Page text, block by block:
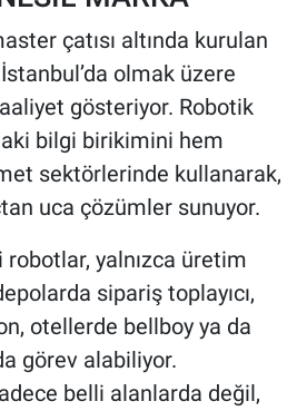
çatısı altında kurulan
olmak üzere
gösteriyor. Robotik
bilgi birikimini hem
sektörlerinde kullanarak,
uca çözümler sunuyor.
robotlar, yalnızca üretim
sipariş toplayıcı,
otellerde bellboy ya da
görev alabiliyor.
belli alanlarda değil,